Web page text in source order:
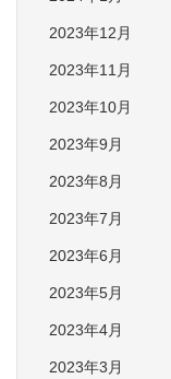
2023年12月
2023年11月
2023年10月
2023年9月
2023年8月
2023年7月
2023年6月
2023年5月
2023年4月
2023年3月